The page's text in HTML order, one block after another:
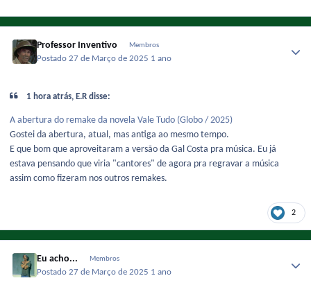
Professor Inventivo Membros
Postado27 de Março de 2025 1 ano
1 hora atrás, E.R disse:
A abertura do remake da novela Vale Tudo (Globo / 2025)
Gostei da abertura, atual, mas antiga ao mesmo tempo.
E que bom que aproveitaram a versão da Gal Costa pra música. Eu já
estava pensando que viria "cantores" de agora pra regravar a música
assim como fizeram nos outros remakes.
2
Eu acho... Membros
Postado27 de Março de 2025 1 ano